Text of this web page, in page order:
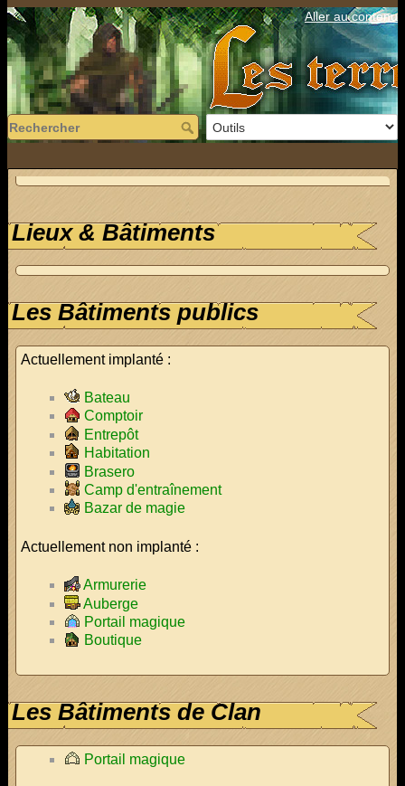
Aller au contenu
Lieux & Bâtiments
Les Bâtiments publics
Actuellement implanté :
Bateau
Comptoir
Entrepôt
Habitation
Brasero
Camp d'entraînement
Bazar de magie
Actuellement non implanté :
Armurerie
Auberge
Portail magique
Boutique
Les Bâtiments de Clan
Portail magique